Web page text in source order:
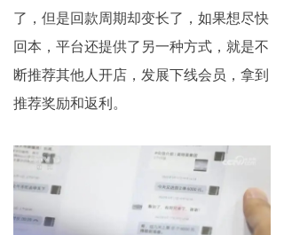
了，但是回款周期却变长了，如果想尽快
回本，平台还提供了另一种方式，就是不
断推荐其他人开店，发展下线会员，拿到
推荐奖励和返利。